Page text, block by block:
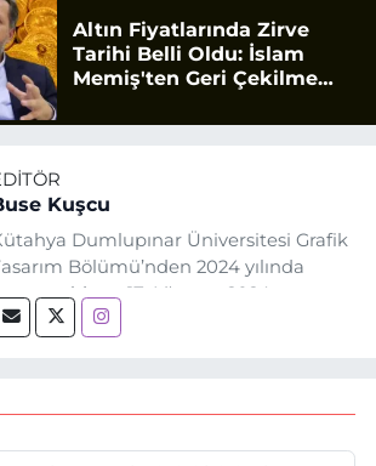
Altın Fiyatlarında Zirve
Tarihi Belli Oldu: İslam
Memiş'ten Geri Çekilme
Kuşcu
Dumlupınar Üniversitesi Grafik
Bölümü’nden 2024 yılında
oldum. 17 Ağustos 2024
tarihinde, Grafik Tasarım alanında staj
attım.